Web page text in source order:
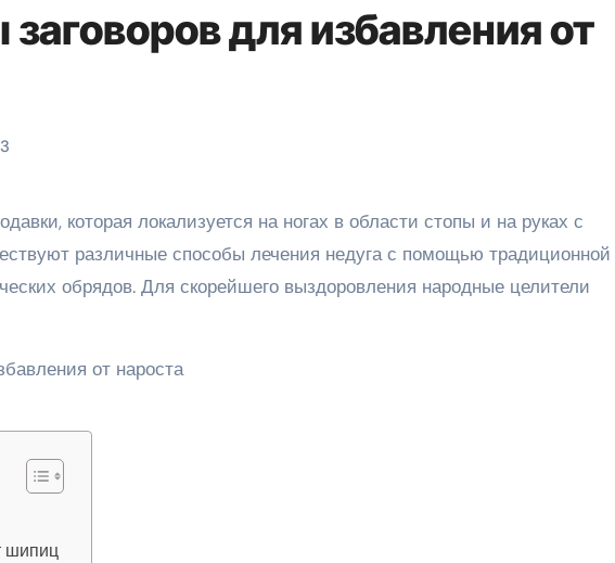
для избавления от
различные способы лечения недуга с помощью традиционной
обрядов. Для скорейшего выздоровления народные целители
шипиц